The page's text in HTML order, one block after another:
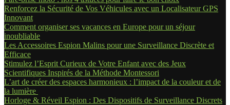
Renforcez la Sécurité de Vos Véhicules avec un Localisateur GPS
Innovant
Comment organiser ses vacances en Europe pour un séjour
inoubliable
Les Accessoires Espion Malins pour une Surveillance Discrète et
Efficace
Stimulez l’Esprit Curieux de Votre Enfant avec des Jeux
Scientifiques Inspirés de la Méthode Montessori
L’art de créer des espaces harmonieux : l’impact de la couleur et de
la lumière
Horloge & Réveil Espion : Des Dispositifs de Surveillance Discrets